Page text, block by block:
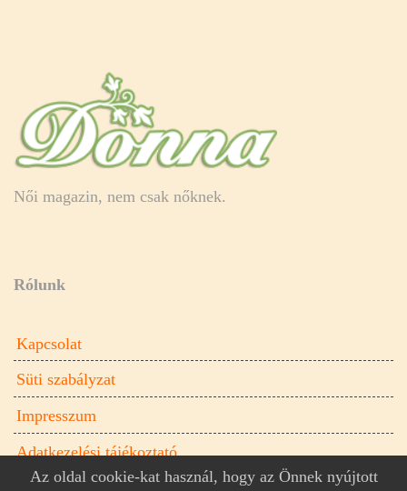
Női magazin, nem csak nőknek.
Rólunk
Kapcsolat
Süti szabályzat
Impresszum
Adatkezelési tájékoztató
Az oldal cookie-kat használ, hogy az Önnek nyújtott